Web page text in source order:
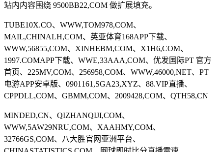
站内内容围绕 9500BB22,COM 做扩展填充。
TUBE10X.CO、WWW,TOM978,COM、
MAIL,CHINALH,COM、英亚体育168APP下载、
WWW,56855,COM、XINHEBM,COM、X1H6,COM、
1997.COMAPP下载、WWE,33AAA,COM、优发国际PT 官方
首页、225MV,COM、256958,COM、WWW,46000,NET、PT
电游APP安卓版、0901161,SGA23,XYZ、88.VIP直播、
CPPDLL,COM、GBMM,COM、2009428,COM、QTH58,CN
MINDED,CN、QIZHANQIJI,COM、
WWW,5AW29NRU,COM、XAAHMY,COM、
32766GS,COM、八大胜官网亚洲平台、